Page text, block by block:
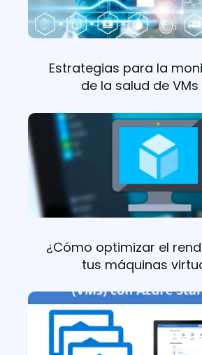
Estrategias para la
de la salud de VMs
¿Cómo optimizar el
tus máquinas